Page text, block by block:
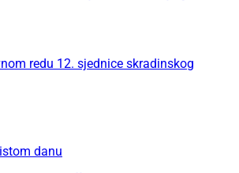
redu 12. sjednice skradinskog
danu